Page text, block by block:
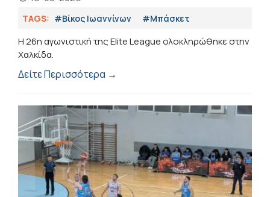
TAGS: #Βίκος Ιωαννίνων #Μπάσκετ
Η 26η αγωνιστική της Elite League ολοκληρώθηκε στην
Χαλκίδα.
Δείτε Περισσότερα →